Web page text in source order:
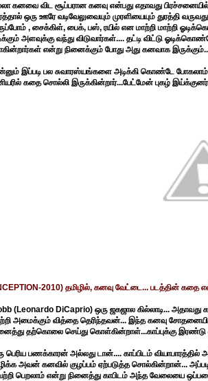
கனவை விட சூப்பரான கனவு என்பது எதாவது
ஒரு ஊரே வடிவேலுவையும் முரளியையும் துரத்தி
, சைக்கிள், பைக், பஸ், ரயில் என மாற்றி மாற்றி
அளவுக்கு வந்து விடுவார்கள்.... தட்டி விட்டு
என்று நினைக்கும் போது அது கனவாக
இப்படி பல சுவாரஸ்யங்களை அடிக்கி கொண்டே
கதை சொல்லி இருக்கின்றார்...பேட்மேன் புகழ்
2010) தமிழில், கனவு வேட்டை... படத்தின் கதை
(Leonardo DiCaprio) ஒரு ஜகஜால கில்லாடி...
அமைக்கும் வித்தை தெரிந்தவன்... இந்த கனவு
தற்கொலை செய்து கொள்கின்றாள்...காப்புக்கு
பெரிய பணக்காரன் அல்லது டான்.... காப்பிடம்
அவன் கனவில் குழப்பம் ஏற்படுத்த சொல்கின்றான்...
பெறலாம் என்று நினைத்து காபிடம் அந்த வேலையை